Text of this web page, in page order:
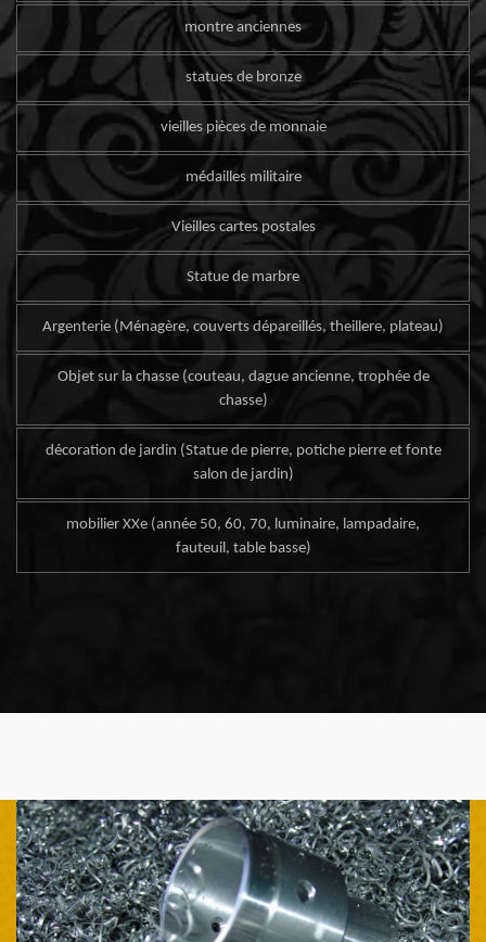
montre anciennes
statues de bronze
vieilles pièces de monnaie
médailles militaire
Vieilles cartes postales
Statue de marbre
Argenterie (Ménagère, couverts dépareillés, theillere, plateau)
Objet sur la chasse (couteau, dague ancienne, trophée de
chasse)
décoration de jardin (Statue de pierre, potiche pierre et fonte
salon de jardin)
mobilier XXe (année 50, 60, 70, luminaire, lampadaire,
fauteuil, table basse)